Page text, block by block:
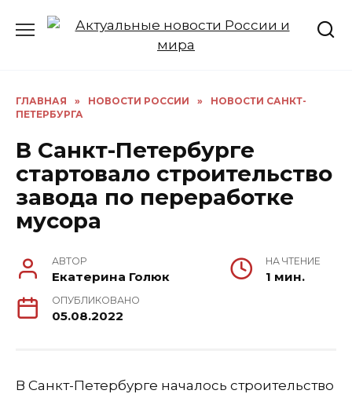
ГЛАВНАЯ » НОВОСТИ РОССИИ »
НОВОСТИ САНКТ-
ПЕТЕРБУРГА
В Санкт-Петербурге
стартовало строительство
завода по переработке
мусора
АВТОР
Екатерина Голюк
НА ЧТЕНИЕ
1 мин.
ОПУБЛИКОВАНО
05.08.2022
В Санкт-Петербурге началось строительство